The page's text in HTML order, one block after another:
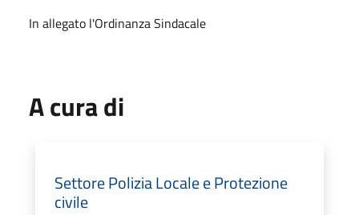
In allegato l'Ordinanza Sindacale
A cura di
Settore Polizia Locale e Protezione
civile